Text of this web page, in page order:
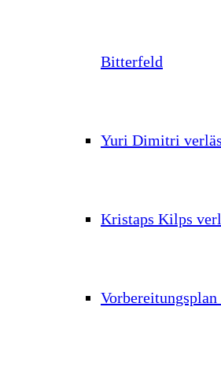
Bitterfeld
Yuri Dimitri
Kristaps Kilps
Vorbereitungsplan